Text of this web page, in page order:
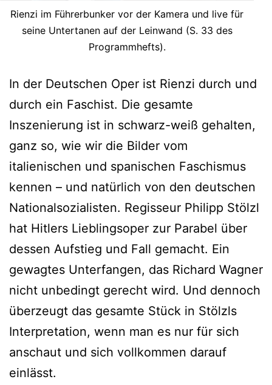
Rienzi im Führerbunker vor der Kamera und live für
seine Untertanen auf der Leinwand (S. 33 des
Programmhefts).
In der Deutschen Oper ist Rienzi durch und
durch ein Faschist. Die gesamte
Inszenierung ist in schwarz-weiß gehalten,
ganz so, wie wir die Bilder vom
italienischen und spanischen Faschismus
kennen – und natürlich von den deutschen
Nationalsozialisten. Regisseur Philipp Stölzl
hat Hitlers Lieblingsoper zur Parabel über
dessen Aufstieg und Fall gemacht. Ein
gewagtes Unterfangen, das Richard Wagner
nicht unbedingt gerecht wird. Und dennoch
überzeugt das gesamte Stück in Stölzls
Interpretation, wenn man es nur für sich
anschaut und sich vollkommen darauf
einlässt.